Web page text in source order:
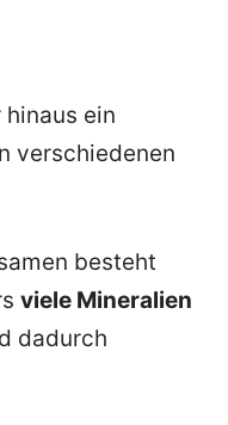
ein
verschiedenen
besteht
viele Mineralien
dadurch